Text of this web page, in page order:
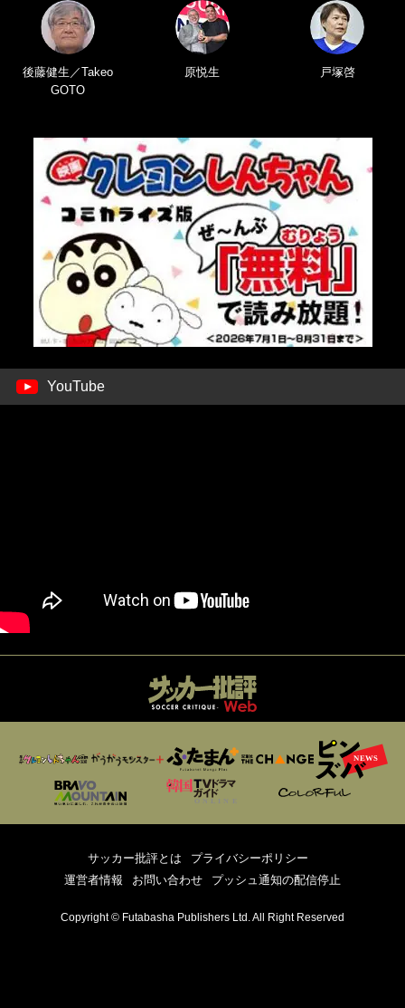
後藤健生／Takeo
GOTO
原悦生 戸塚啓
YouTube
サッカー批評とは
プライバシーポリシー
運営者情報
お問い合わせ プッシュ通知の配信停止
Copyright © Futabasha Publishers Ltd. All Right Reserved